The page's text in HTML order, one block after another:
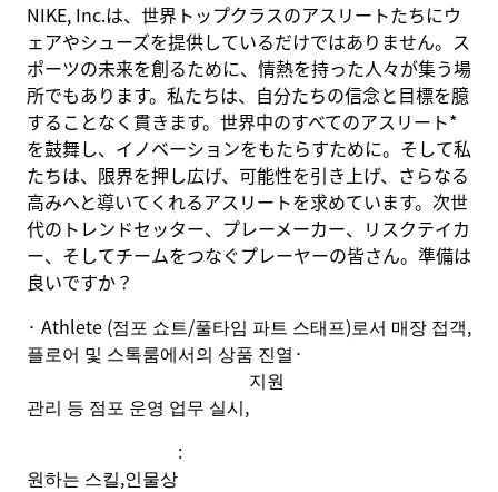
NIKE, Inc.は、世界トップクラスのアスリートたちにウ
ェアやシューズを提供しているだけではありません。ス
ポーツの未来を創るために、情熱を持った人々が集う場
所でもあります。私たちは、自分たちの信念と目標を臆
することなく貫きます。世界中のすべてのアスリート*
を鼓舞し、イノベーションをもたらすために。そして私
たちは、限界を押し広げ、可能性を引き上げ、さらなる
高みへと導いてくれるアスリートを求めています。次世
代のトレンドセッター、プレーメーカー、リスクテイカ
ー、そしてチームをつなぐプレーヤーの皆さん。準備は
良いですか？
· Athlete (점포 쇼트/풀타임 파트 스태프)로서 매장 접객,
플로어 및 스톡룸에서의 상품 진열 ·
관리 등 점포 운영 업무 실시,
지원
원하는 스킬,인물상
: